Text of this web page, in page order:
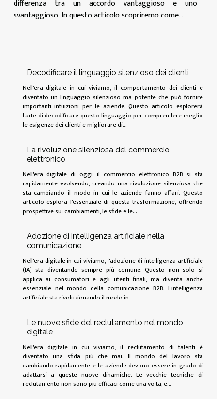
differenza tra un accordo vantaggioso e uno
svantaggioso. In questo articolo scopriremo come...
Decodificare il linguaggio silenzioso dei clienti
Nell'era digitale in cui viviamo, il comportamento dei clienti è
diventato un linguaggio silenzioso ma potente che può fornire
importanti intuizioni per le aziende. Questo articolo esplorerà
l'arte di decodificare questo linguaggio per comprendere meglio
le esigenze dei clienti e migliorare di...
La rivoluzione silenziosa del commercio
elettronico
Nell'era digitale di oggi, il commercio elettronico B2B si sta
rapidamente evolvendo, creando una rivoluzione silenziosa che
sta cambiando il modo in cui le aziende fanno affari. Questo
articolo esplora l'essenziale di questa trasformazione, offrendo
prospettive sui cambiamenti, le sfide e le...
Adozione di intelligenza artificiale nella
comunicazione
Nell'era digitale in cui viviamo, l'adozione di intelligenza artificiale
(IA) sta diventando sempre più comune. Questo non solo si
applica ai consumatori e agli utenti finali, ma diventa anche
essenziale nel mondo della comunicazione B2B. L'intelligenza
artificiale sta rivoluzionando il modo in...
Le nuove sfide del reclutamento nel mondo
digitale
Nell'era digitale in cui viviamo, il reclutamento di talenti è
diventato una sfida più che mai. Il mondo del lavoro sta
cambiando rapidamente e le aziende devono essere in grado di
adattarsi a queste nuove dinamiche. Le vecchie tecniche di
reclutamento non sono più efficaci come una volta, e...